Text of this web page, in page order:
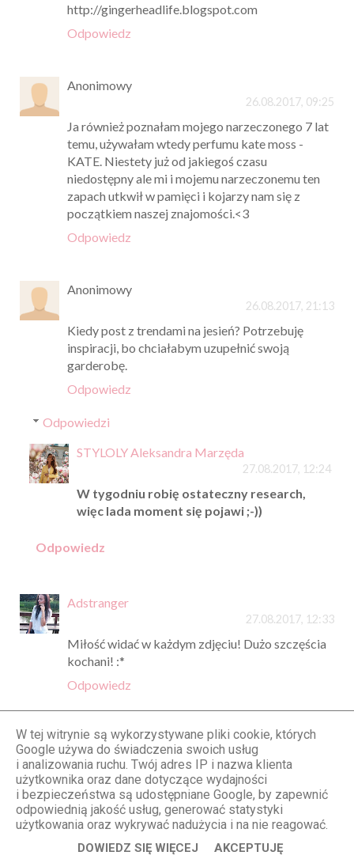
http://gingerheadlife.blogspot.com
Odpowiedz
Anonimowy
26.08.2017, 09:25
Ja również poznałam mojego narzeczonego 7 lat
temu, używałam wtedy perfumu kate moss -
KATE. Niestety już od jakiegoś czasu
niedostępny ale mi i mojemu narzeczonemu ten
zapach utkwił w pamięci i kojarzy nam się z
początkiem naszej znajomości.<3
Odpowiedz
Anonimowy
26.08.2017, 21:13
Kiedy post z trendami na jesień? Potrzebuję
inspiracji, bo chciałabym uzupełnić swoją
garderobę.
Odpowiedz
Odpowiedzi
STYLOLY Aleksandra Marzęda
27.08.2017, 12:24
W tygodniu robię ostateczny research,
więc lada moment się pojawi ;-))
Odpowiedz
Adstranger
27.08.2017, 12:33
Miłość widać w każdym zdjęciu! Dużo szczęścia
kochani! :*
Odpowiedz
Anonimowy
27.08.2017, 19:01
Piękna sesja ��pozdrawiam
Odpowiedz
Autereme
W tej witrynie są wykorzystywane pliki cookie, których
Google używa do świadczenia swoich usług
i analizowania ruchu. Twój adres IP i nazwa klienta
użytkownika oraz dane dotyczące wydajności
i bezpieczeństwa są udostępniane Google, by zapewnić
odpowiednią jakość usług, generować statystyki
użytkowania oraz wykrywać nadużycia i na nie reagować.
DOWIEDZ SIĘ WIĘCEJ AKCEPTUJĘ